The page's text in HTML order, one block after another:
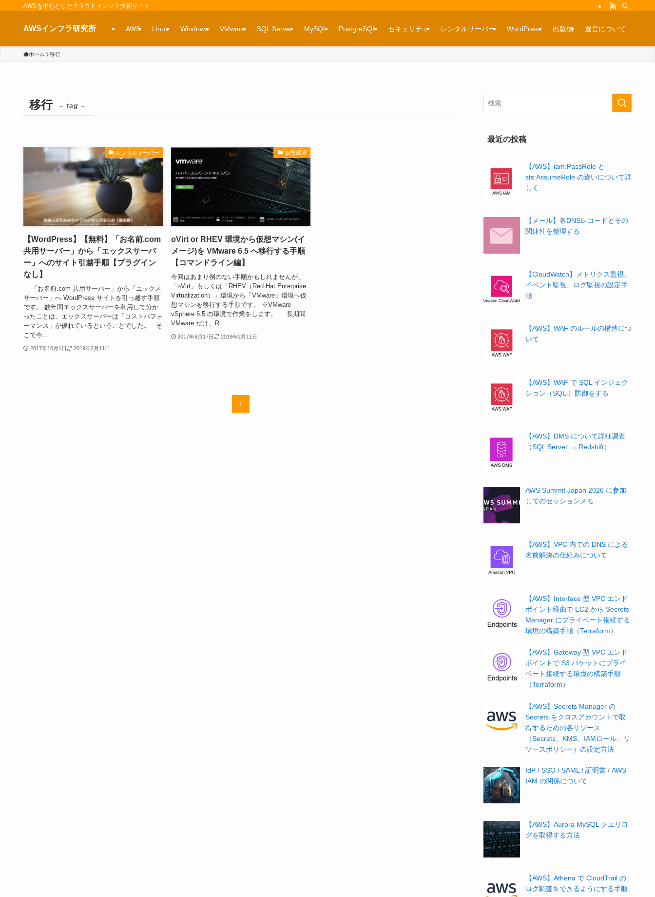
AWSを中心としたクラウドインフラ技術サイト
AWSインフラ研究所 AWS Linux Windows VMware SQL Server MySQL PostgreSQL セキュリティ レンタルサーバー WordPress 出版物 運営について
ホーム 移行
移行 – tag –
レンタルサーバー
【WordPress】【無料】「お名前.com
共用サーバー」から「エックスサーバ
ー」へのサイト引越手順【プラグイン
なし】
「お名前.com 共用サーバー」から「エックス
サーバー」へ WordPress サイトを引っ越す手順
です。 数年間エックスサーバーを利用して分か
ったことは、エックスサーバーは「コストパフォ
ーマンス」が優れているということでした。 そ
こで今...
2017年10月1日 2019年2月11日
仮想環境
oVirt or RHEV 環境から仮想マシン(イ
メージ)を VMware 6.5 へ移行する手順
【コマンドライン編】
今回はあまり例のない手順かもしれませんが、
「oVirt」もしくは「RHEV（Red Hat Enterprise
Virtualization）」環境から「VMware」環境へ仮
想マシンを移行する手順です。 ※VMware
vSphere 6.5 の環境で作業をします。 長期間
VMware だけ、R...
2017年8月17日 2019年2月11日
1
最近の投稿
【AWS】iam:PassRole と
sts:AssumeRole の違いについて詳
しく
【メール】各DNSレコードとその
関連性を整理する
【CloudWatch】メトリクス監視、
イベント監視、ログ監視の設定手
順
【AWS】WAF のルールの構造につ
いて
【AWS】WAF で SQL インジェク
ション（SQLi）防御をする
【AWS】DMS について詳細調査
（SQL Server → Redshift）
AWS Summit Japan 2026 に参加
してのセッションメモ
【AWS】VPC 内での DNS による
名前解決の仕組みについて
【AWS】Interface 型 VPC エンド
ポイント経由で EC2 から Secrets
Manager にプライベート接続する
環境の構築手順（Terraform）
【AWS】Gateway 型 VPC エンド
ポイントで S3 バケットにプライ
ベート接続する環境の構築手順
（Terraform）
【AWS】Secrets Manager の
Secrets をクロスアカウントで取
得するための各リソース
（Secrets、KMS、IAMロール、リ
ソースポリシー）の設定方法
IdP / SSO / SAML / 証明書 / AWS
IAM の関係について
【AWS】Aurora MySQL クエリロ
グを取得する方法
【AWS】Athena で CloudTrail の
ログ調査をできるようにする手順